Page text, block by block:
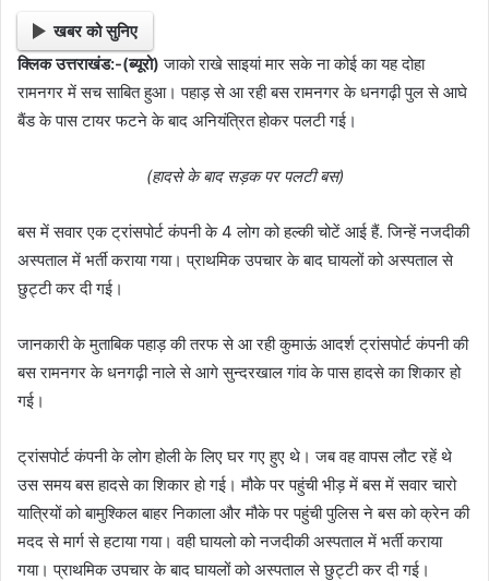
m
a
i
खबर को सुनिए
क्लिक उत्तराखंड:-(ब्यूरो)जाको राखे साइयां मार सके ना कोई का यह दोहा
रामनगर में सच साबित हुआ। पहाड़ से आ रही बस रामनगर के धनगढ़ी पुल से आघे
बैंड के पास टायर फटने के बाद अनियंत्रित होकर पलटी गई।
(हादसे के बाद सड़क पर पलटी बस)
बस में सवार एक ट्रांसपोर्ट कंपनी के 4 लोग को हल्की चोटें आई हैं. जिन्हें नजदीकी
अस्पताल में भर्ती कराया गया। प्राथमिक उपचार के बाद घायलों को अस्पताल से
छुट्टी कर दी गई।
जानकारी के मुताबिक पहाड़ की तरफ से आ रही कुमाऊं आदर्श ट्रांसपोर्ट कंपनी की
बस रामनगर के धनगढ़ी नाले से आगे सुन्दरखाल गांव के पास हादसे का शिकार हो
गई।
ट्रांसपोर्ट कंपनी के लोग होली के लिए घर गए हुए थे। जब वह वापस लौट रहें थे
उस समय बस हादसे का शिकार हो गई। मौके पर पहुंची भीड़ में बस में सवार चारो
यात्रियों को बामुश्किल बाहर निकाला और मौके पर पहुंची पुलिस ने बस को क्रेन की
मदद से मार्ग से हटाया गया। वही घायलो को नजदीकी अस्पताल में भर्ती कराया
गया। प्राथमिक उपचार के बाद घायलों को अस्पताल से छुट्टी कर दी गई।